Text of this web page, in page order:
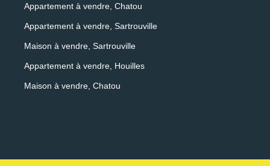
Appartement à vendre, Chatou
Appartement à vendre, Sartrouville
Maison à vendre, Sartrouville
Appartement à vendre, Houilles
Maison à vendre, Chatou